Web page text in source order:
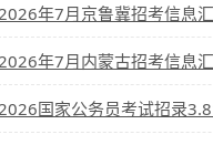
年7月京鲁冀招考信息
年7月内蒙古招考信息
国家公务员考试招录